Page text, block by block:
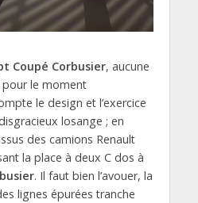
Coupé Corbusier, aucune
pour le moment
le design et l’exercice
losange ; en
des camions Renault
la place à deux C dos à
. Il faut bien l’avouer, la
lignes épurées tranche